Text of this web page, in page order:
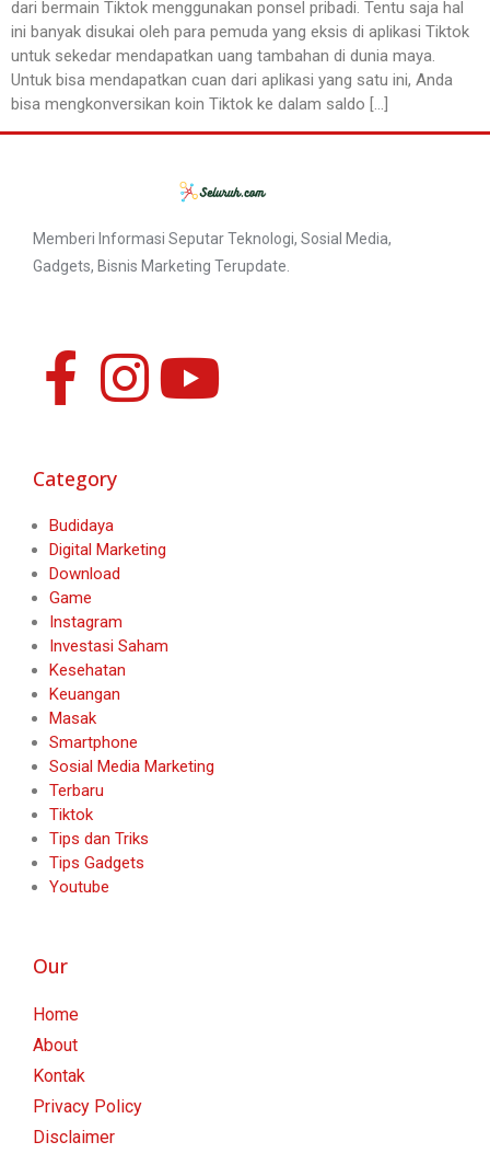
dari bermain Tiktok menggunakan ponsel pribadi. Tentu saja hal
ini banyak disukai oleh para pemuda yang eksis di aplikasi Tiktok
untuk sekedar mendapatkan uang tambahan di dunia maya.
Untuk bisa mendapatkan cuan dari aplikasi yang satu ini, Anda
bisa mengkonversikan koin Tiktok ke dalam saldo […]
Memberi Informasi Seputar Teknologi, Sosial Media,
Gadgets, Bisnis Marketing Terupdate.
Category
Budidaya
Digital Marketing
Download
Game
Instagram
Investasi Saham
Kesehatan
Keuangan
Masak
Smartphone
Sosial Media Marketing
Terbaru
Tiktok
Tips dan Triks
Tips Gadgets
Youtube
Our
Home
About
Kontak
Privacy Policy
Disclaimer